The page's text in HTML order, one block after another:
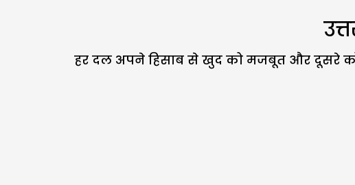
हर दल अपने हिसाब से खुद को मजबूत और दूसरे